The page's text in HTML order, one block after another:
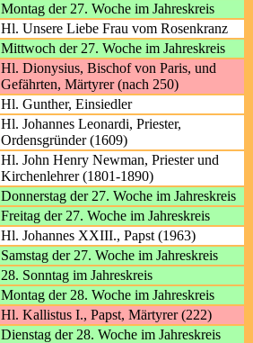
Montag der 27. Woche im Jahreskreis
Hl. Unsere Liebe Frau vom Rosenkranz
Mittwoch der 27. Woche im Jahreskreis
Hl. Dionysius, Bischof von Paris, und
Gefährten, Märtyrer (nach 250)
Hl. Gunther, Einsiedler
Hl. Johannes Leonardi, Priester,
Ordensgründer (1609)
Hl. John Henry Newman, Priester und
Kirchenlehrer (1801-1890)
Donnerstag der 27. Woche im Jahreskreis
Freitag der 27. Woche im Jahreskreis
Hl. Johannes XXIII., Papst (1963)
Samstag der 27. Woche im Jahreskreis
28. Sonntag im Jahreskreis
Montag der 28. Woche im Jahreskreis
Hl. Kallistus I., Papst, Märtyrer (222)
Dienstag der 28. Woche im Jahreskreis